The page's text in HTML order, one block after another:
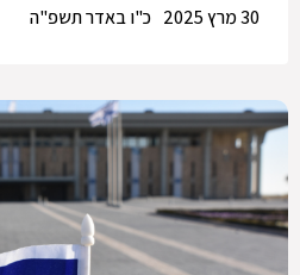
כ"ו באדר תשפ"ה
30 מרץ 2025